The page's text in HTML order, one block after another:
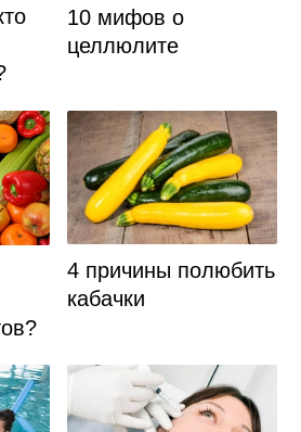
10 мифов о
целлюлите
4 причины полюбить
кабачки